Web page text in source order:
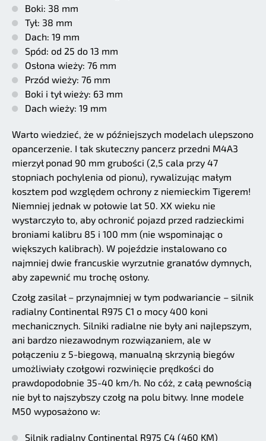
Boki: 38 mm
Tył: 38 mm
Dach: 19 mm
Spód: od 25 do 13 mm
Osłona wieży: 76 mm
Przód wieży: 76 mm
Boki i tył wieży: 63 mm
Dach wieży: 19 mm
Warto wiedzieć, że w późniejszych modelach ulepszono
opancerzenie. I tak skuteczny pancerz przedni M4A3
mierzył ponad 90 mm grubości (2,5 cala przy 47
stopniach pochylenia od pionu), rywalizując małym
kosztem pod względem ochrony z niemieckim Tigerem!
Niemniej jednak w połowie lat 50. XX wieku nie
wystarczyło to, aby ochronić pojazd przed radzieckimi
broniami kalibru 85 i 100 mm (nie wspominając o
większych kalibrach). W pojeździe instalowano co
najmniej dwie francuskie wyrzutnie granatów dymnych,
aby zapewnić mu trochę osłony.
Czołg zasilał – przynajmniej w tym podwariancie – silnik
radialny Continental R975 C1 o mocy 400 koni
mechanicznych. Silniki radialne nie były ani najlepszym,
ani bardzo niezawodnym rozwiązaniem, ale w
połączeniu z 5-biegową, manualną skrzynią biegów
umożliwiały czołgowi rozwinięcie prędkości do
prawdopodobnie 35-40 km/h. No cóż, z całą pewnością
nie był to najszybszy czołg na polu bitwy. Inne modele
M50 wyposażono w:
Silnik radialny Continental R975 C4 (460 KM)